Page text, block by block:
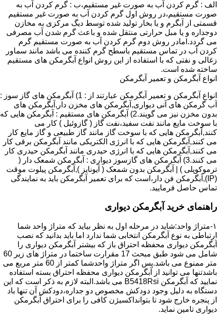
الف : گرم کردن آب به صورت غیر مستقیم،ب : گرم کردن آب به
صورت مستقیم،در روش اول گرم کردن آب به صورت غیر مستقیم
قسمتی از آبگرم و یا بخار تولید شده توسط دیگ مرکزی به مخازن
دوجداره و یا مبل حرارتی منتقل شده و باعث گرم شدن آب مصرفی
می گردد.امادر روش دوم گرم کردن آب به صورت مستقیم گرم
کردن آب در تماس مستقیم باسطح گرم کننده می باشد مانند سماور
زغالی و نفتی که با استفاده از این روش انواع آبگرمکن های مستقیم
ساخته شده است.
انواع آبگرمکن و تعمیر آبگرمکن
انواع آبگرمکن و تعمیر آبگرمکن عبارتند از : 1) آبگرمکن های گاز سوز :
آب گرمکن های آنی دیواری,آبگرمکن های مخزن دار,آبگرمکن های
بدون مخزن نیز می گویند.2) آبگرمکن های مستقیم : آبگرمکن هایی که
با سوخت مایع مانند نفت سفید،نفت گاز ( گازوئیل ) کار می
کنند,آبگرمکن هایی که با سوخت گاز مانند گاز طبیعی و گاز مایع کار
می کنند,آبگرمکن هایی که با انرژی الکتریکی مانند آبگرمکن برقی کار
می کنند,آبگرمکن هایی که با انرژی حیدری مانند آبگرمکن حیدری کار
می کنند.3) آبگرمکن های گازسوز دیواری : آبگرمکن شمعک دار (
ترموکوپلی ) | آبگرمکن بدون شمعک ( آیونایز ),آبگرمکن پیلوت موقت
(IP),آبگرمکن فن دار،است که برای تعمیر آبگرمکن باید به نمایندگی
تماس حاصل فرمایید.
راهنمای خرید آبگرمکن دیواری
۱-متراژ واحد:شاید در مرحله اول به نظر بیاید که متراژ واحد شما
ارتباطی به نوع آبگرمکن انتخابی شما ندارد اما باید بدانید که نصب
آبگرمکن دیواری محفظه احتراق باز که بیشتر آبگرمکن دیواری را
شامل می شود طبق مبحث 17 مقرارت ساختما در متراژ های زیر 60
متر ممنوع می باشد.پس اگر متراژ واحدشما کمتر از 60 متر مربع می
باشدتنها می توانید از آبگرمکن دیواری محفظه احتراق بسته استفاده
نمایید که آبگرمکن B5418Rsi می باشد.البته لازم به ذکر است که این
دستگاه به دلیل وجود دودکش مخصوص دو جداره،دودکش آن تنها باد
از پنجره خارج شود تا بتوانداکسیژن کافی را برای احتراق آبگرمکن
دیواری تامین نماید.